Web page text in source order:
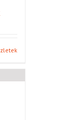
Ártartomány:
-